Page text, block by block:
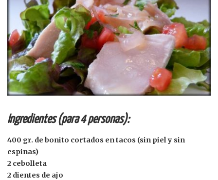
Ingredientes (para 4 personas):
400 gr. de bonito cortados en tacos (sin piel y sin
espinas)
2 cebolleta
2 dientes de ajo